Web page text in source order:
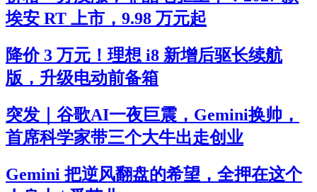
埃安 RT 上市，9.98 万元起
降价 3 万元！理想 i8 新增后驱长续航
版，升级电动前备箱
突发｜谷歌AI一夜巨震，Gemini换帅，
首席科学家带三个大牛出走创业
Gemini 把逆风翻盘的希望，全押在这个